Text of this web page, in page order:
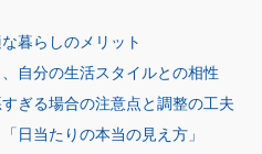
暮らしのメリット
自分の生活スタイルとの相性
ぎる場合の注意点と調整の工夫
日当たりの本当の見え方」